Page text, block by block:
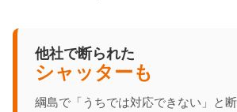
他社で断られた
シャッターも
綱島で「うちでは対応できない」と